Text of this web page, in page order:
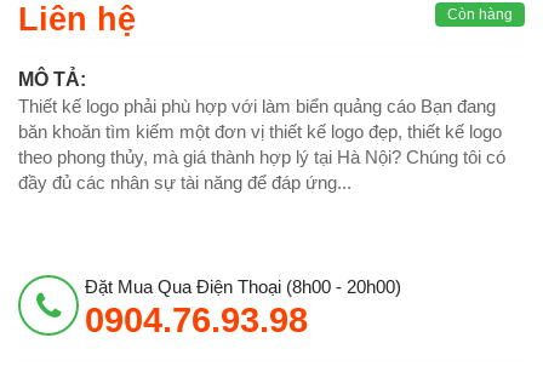
Liên hệ Còn hàng
MÔ TẢ:
Thiết kế logo phải phù hợp với làm biển quảng cáo Bạn đang
băn khoăn tìm kiếm một đơn vị thiết kế logo đẹp, thiết kế logo
theo phong thủy, mà giá thành hợp lý tại Hà Nội? Chúng tôi có
đầy đủ các nhân sự tài năng để đáp ứng...
Đặt Mua Qua Điện Thoại (8h00 - 20h00)
0904.76.93.98